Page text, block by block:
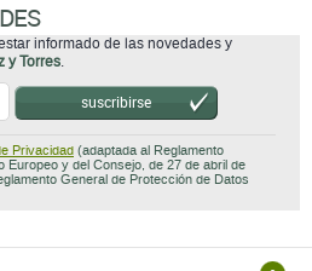
informado de las novedades y
y Torres.
suscribirse
Privacidad (adaptada al Reglamento
Europeo y del Consejo, de 27 de abril de
General de Protección de Datos